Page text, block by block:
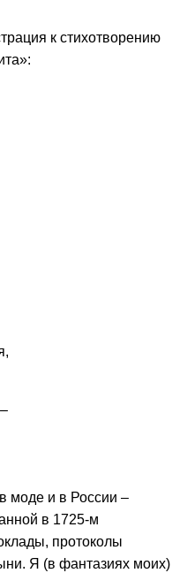
к стихотворению
моде и в России –
в 1725-м
протоколы
Я (в фантазиях моих)